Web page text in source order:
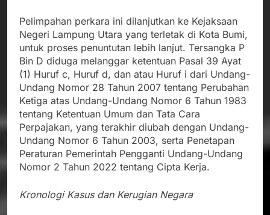
Pelimpahan perkara ini dilanjutkan ke Kejaksaan
Negeri Lampung Utara yang terletak di Kota Bumi,
untuk proses penuntutan lebih lanjut. Tersangka P
Bin D diduga melanggar ketentuan Pasal 39 Ayat
(1) Huruf c, Huruf d, dan atau Huruf i dari Undang-
Undang Nomor 28 Tahun 2007 tentang Perubahan
Ketiga atas Undang-Undang Nomor 6 Tahun 1983
tentang Ketentuan Umum dan Tata Cara
Perpajakan, yang terakhir diubah dengan Undang-
Undang Nomor 6 Tahun 2003, serta Penetapan
Peraturan Pemerintah Pengganti Undang-Undang
Nomor 2 Tahun 2022 tentang Cipta Kerja.
Kronologi Kasus dan Kerugian Negara